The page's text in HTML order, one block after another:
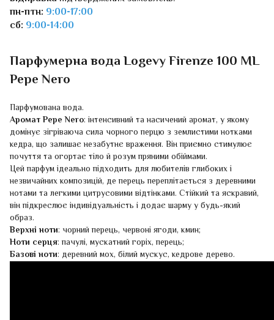
пн-птн: 9:00-17:00
сб: 9:00-14:00
Парфумерна вода Logevy Firenze 100 ML
Pepe Nero
Парфумована вода.
Аромат Pepe Nero: інтенсивний та насичений аромат, у якому
домінує зігріваюча сила чорного перцю з землистими нотками
кедра, що залишає незабутнє враження. Він приємно стимулює
почуття та огортає тіло й розум пряними обіймами.
Цей парфум ідеально підходить для любителів глибоких і
незвичайних композицій, де перець переплітається з деревними
нотами та легкими цитрусовими відтінками. Стійкий та яскравий,
він підкреслює індивідуальність і додає шарму у будь-який
образ.
Верхні ноти: чорний перець, червоні ягоди, кмин;
Ноти серця: пачулі, мускатний горіх, перець;
Базові ноти: деревний мох, білий мускус, кедрове дерево.